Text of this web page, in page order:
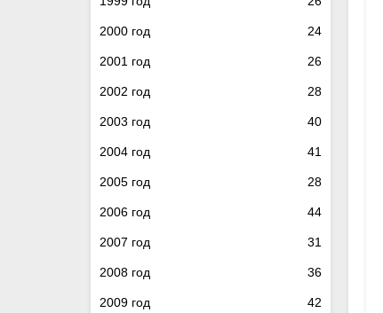
2000 год 24
2001 год 26
2002 год 28
2003 год 40
2004 год 41
2005 год 28
2006 год 44
2007 год 31
2008 год 36
2009 год 42